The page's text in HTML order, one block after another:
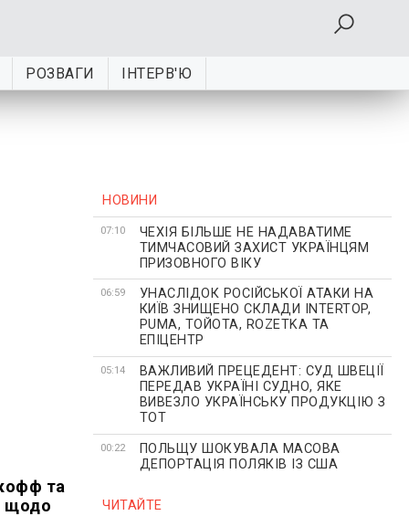
РОЗВАГИ ІНТЕРВ'Ю
та
щодо
НОВИНИ
07:10
ЧЕХІЯ БІЛЬШЕ НЕ НАДАВАТИМЕ
ТИМЧАСОВИЙ ЗАХИСТ УКРАЇНЦЯМ
ПРИЗОВНОГО ВІКУ
06:59
УНАСЛІДОК РОСІЙСЬКОЇ АТАКИ НА
КИЇВ ЗНИЩЕНО СКЛАДИ INTERTOP,
PUMA, ТОЙОТА, ROZETKA ТА
ЕПІЦЕНТР
05:14
ВАЖЛИВИЙ ПРЕЦЕДЕНТ: СУД ШВЕЦІЇ
ПЕРЕДАВ УКРАЇНІ СУДНО, ЯКЕ
ВИВЕЗЛО УКРАЇНСЬКУ ПРОДУКЦІЮ З
ТОТ
00:22
ПОЛЬЩУ ШОКУВАЛА МАСОВА
ДЕПОРТАЦІЯ ПОЛЯКІВ ІЗ США
ЧИТАЙТЕ